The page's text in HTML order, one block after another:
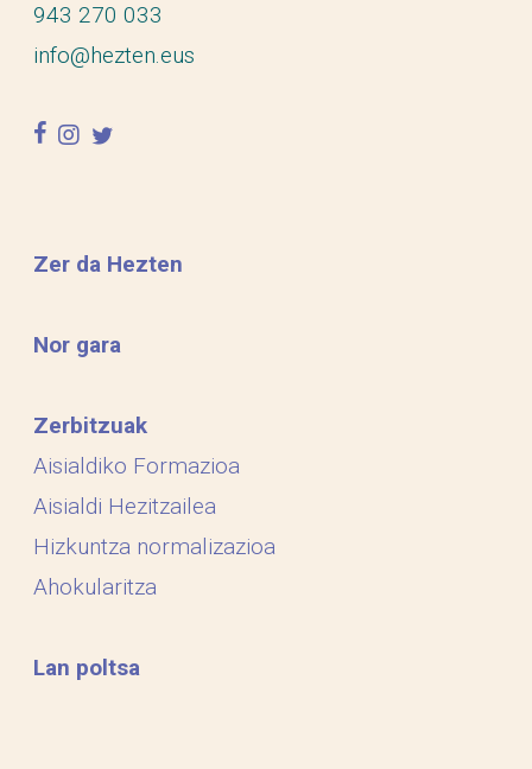
943 270 033
info@hezten.eus
facebook
instagram
twitter
Zer da Hezten
Nor gara
Zerbitzuak
Aisialdiko Formazioa
Aisialdi Hezitzailea
Hizkuntza normalizazioa
Ahokularitza
Lan poltsa